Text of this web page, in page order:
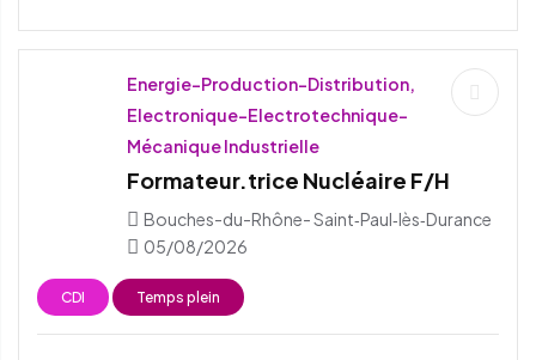
Energie-Production-Distribution,
Electronique-Electrotechnique-
Mécanique Industrielle
Formateur.trice Nucléaire F/H
Bouches-du-Rhône- Saint‑Paul‑lès‑Durance
05/08/2026
CDI Temps plein